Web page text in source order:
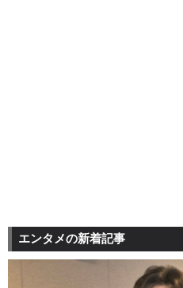
エンタメの新着記事